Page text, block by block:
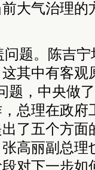
大气治理的
题。陈吉
其中有客观
题，中央做
总理在政府
了五个方面
高丽副总理
对下一步如